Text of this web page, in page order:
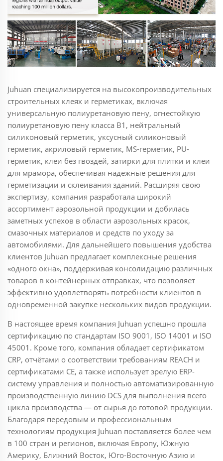
Juhuan специализируется на высокопроизводительных
строительных клеях и герметиках, включая
универсальную полиуретановую пену, огнестойкую
полиуретановую пену класса B1, нейтральный
силиконовый герметик, уксусный силиконовый
герметик, акриловый герметик, MS-герметик, PU-
герметик, клеи без гвоздей, затирки для плитки и клеи
для мрамора, обеспечивая надежные решения для
герметизации и склеивания зданий. Расширяя свою
экспертизу, компания разработала широкий
ассортимент аэрозольной продукции и добилась
заметных успехов в области аэрозольных красок,
смазочных материалов и средств по уходу за
автомобилями. Для дальнейшего повышения удобства
клиентов Juhuan предлагает комплексные решения
«одного окна», поддерживая консолидацию различных
товаров в контейнерных отправках, что позволяет
эффективно удовлетворять потребности клиентов в
одновременной закупке нескольких видов продукции.
В настоящее время компания Juhuan успешно прошла
сертификацию по стандартам ISO 9001, ISO 14001 и ISO
45001. Кроме того, компания обладает сертификатом
CRP, отчётами о соответствии требованиям REACH и
сертификатами CE, а также использует зрелую ERP-
систему управления и полностью автоматизированную
производственную линию DCS для выполнения всего
цикла производства — от сырья до готовой продукции.
Благодаря передовым и профессиональным
технологиям продукция Juhuan поставляется более чем
в 100 стран и регионов, включая Европу, Южную
Америку, Ближний Восток, Юго-Восточную Азию и